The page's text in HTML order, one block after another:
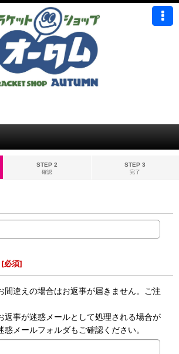
STEP 2
確認
STEP 3
完了
[必須]
間違えの場合はお返事が届きません。ご注
返事が迷惑メールとして処理される場合が
惑メールフォルダもご確認ください。